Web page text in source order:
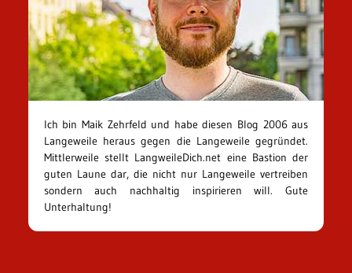
Ich bin Maik Zehrfeld und habe diesen Blog 2006 aus
Langeweile heraus gegen die Langeweile gegründet.
Mittlerweile stellt LangweileDich.net eine Bastion der
guten Laune dar, die nicht nur Langeweile vertreiben
sondern auch nachhaltig inspirieren will. Gute
Unterhaltung!